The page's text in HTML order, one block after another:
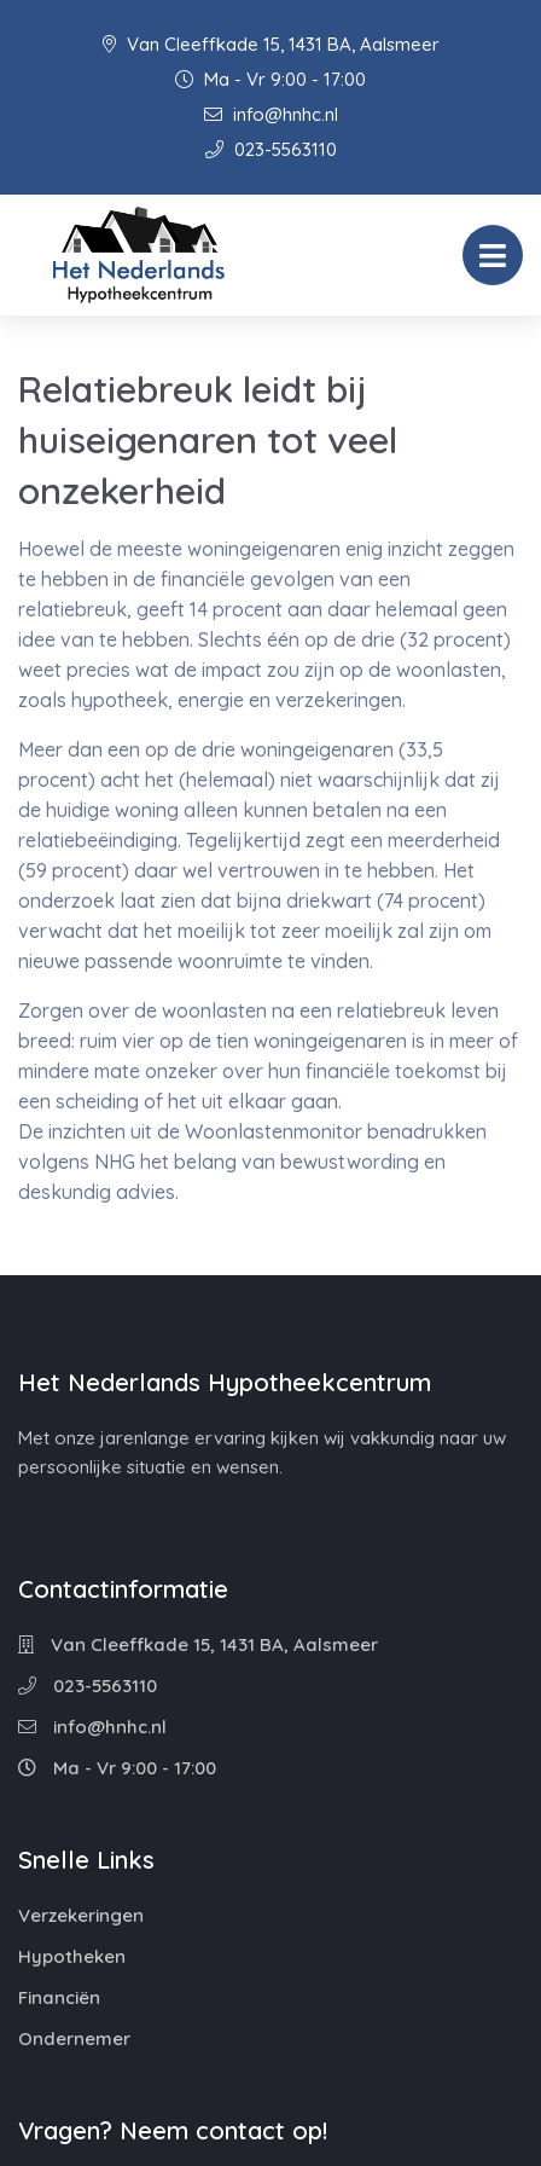
Van Cleeffkade 15, 1431 BA, Aalsmeer
Ma - Vr 9:00 - 17:00
info@hnhc.nl
023-5563110
Relatiebreuk leidt bij
huiseigenaren tot veel
onzekerheid
Hoewel de meeste woningeigenaren enig inzicht zeggen
te hebben in de financiële gevolgen van een
relatiebreuk, geeft 14 procent aan daar helemaal geen
idee van te hebben. Slechts één op de drie (32 procent)
weet precies wat de impact zou zijn op de woonlasten,
zoals hypotheek, energie en verzekeringen.
Meer dan een op de drie woningeigenaren (33,5
procent) acht het (helemaal) niet waarschijnlijk dat zij
de huidige woning alleen kunnen betalen na een
relatiebeëindiging. Tegelijkertijd zegt een meerderheid
(59 procent) daar wel vertrouwen in te hebben. Het
onderzoek laat zien dat bijna driekwart (74 procent)
verwacht dat het moeilijk tot zeer moeilijk zal zijn om
nieuwe passende woonruimte te vinden.
Zorgen over de woonlasten na een relatiebreuk leven
breed: ruim vier op de tien woningeigenaren is in meer of
mindere mate onzeker over hun financiële toekomst bij
een scheiding of het uit elkaar gaan.
De inzichten uit de Woonlastenmonitor benadrukken
volgens NHG het belang van bewustwording en
deskundig advies.
Het Nederlands Hypotheekcentrum
Met onze jarenlange ervaring kijken wij vakkundig naar uw
persoonlijke situatie en wensen.
Contactinformatie
Van Cleeffkade 15, 1431 BA, Aalsmeer
023-5563110
info@hnhc.nl
Ma - Vr 9:00 - 17:00
Snelle Links
Verzekeringen
Hypotheken
Financiën
Ondernemer
Vragen? Neem contact op!